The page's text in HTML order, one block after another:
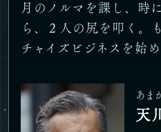
月のノルマを課し、時
ら、２人の尻を叩く。
チャイズビジネスを始
あま
天